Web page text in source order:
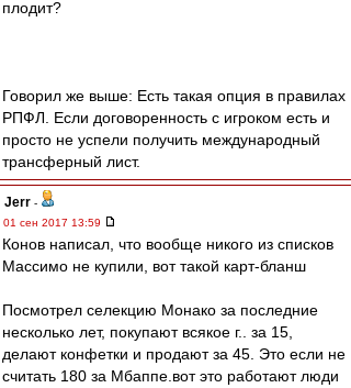
плодит?
Говорил же выше: Есть такая опция в правилах
РПФЛ. Если договоренность с игроком есть и
просто не успели получить международный
трансферный лист.
Jerr -
01 сен 2017 13:59
Конов написал, что вообще никого из списков
Массимо не купили, вот такой карт-бланш
Посмотрел селекцию Монако за последние
несколько лет, покупают всякое г.. за 15,
делают конфетки и продают за 45. Это если не
считать 180 за Мбаппе.вот это работают люди